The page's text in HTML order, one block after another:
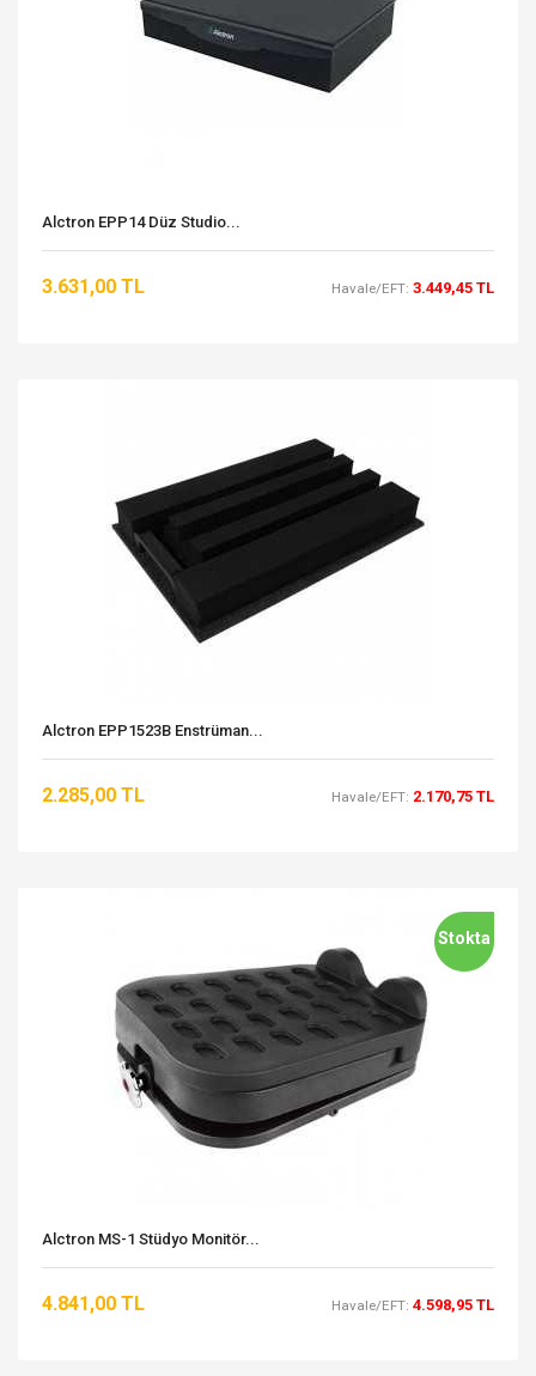
Alctron EPP14 Düz Studio...
3.631,00 TL Havale/EFT: 3.449,45 TL
Alctron EPP1523B Enstrüman...
2.285,00 TL Havale/EFT: 2.170,75 TL
Stokta
Alctron MS-1 Stüdyo Monitör...
4.841,00 TL Havale/EFT: 4.598,95 TL